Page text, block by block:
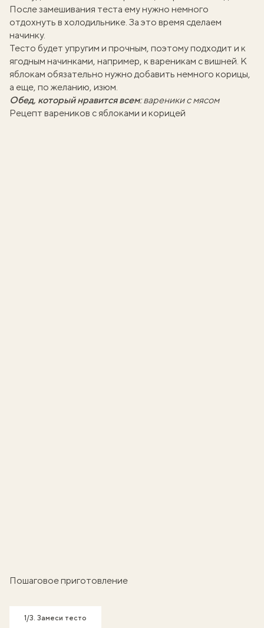
После замешивания теста ему нужно немного
отдохнуть в холодильнике. За это время сделаем
начинку.
Тесто будет упругим и прочным, поэтому подходит и к
ягодным начинками, например, квареникам с вишней. К
яблокам обязательно нужно добавить немного корицы,
а еще, по желанию, изюм.
Обед, который нравится всем:вареники с мясом
Рецепт вареников с яблоками и корицей
Пошаговое приготовление
1/3. Замеси тесто